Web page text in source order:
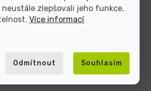
neustále zlepšovali jeho funkce,
Více informací
Odmítnout Souhlasím